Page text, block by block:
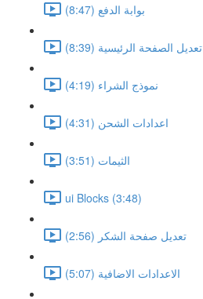
بوابة الدفع (8:47)
تعديل الصفحة الرئيسية (8:39)
نموذج الشراء (4:19)
اعدادات الشحن (4:31)
الثيمات (3:51)
ui Blocks (3:48)
تعديل صفحة الشكر (2:56)
الاعدادات الاضافية (5:07)